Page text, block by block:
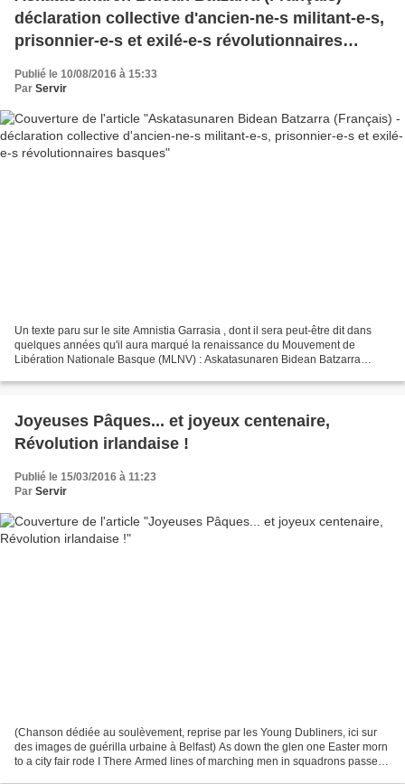
déclaration collective d'ancien-ne-s militant-e-s,
prisonnier-e-s et exilé-e-s révolutionnaires
basques
Publié le 10/08/2016 à 15:33
Par Servir
Un texte paru sur le site Amnistia Garrasia , dont il sera peut-être dit dans
quelques années qu'il aura marqué la renaissance du Mouvement de
Libération Nationale Basque (MLNV) : Askatasunaren Bidean Batzarra
Joyeuses Pâques... et joyeux centenaire,
Révolution irlandaise !
Publié le 15/03/2016 à 11:23
Par Servir
(Chanson dédiée au soulèvement, reprise par les Young Dubliners, ici sur
des images de guérilla urbaine à Belfast) As down the glen one Easter morn
to a city fair rode I There Armed lines of marching men in squadrons passed